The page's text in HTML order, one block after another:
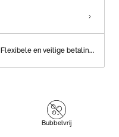
Flexibele en veilige betalingen
Bubbelvrij